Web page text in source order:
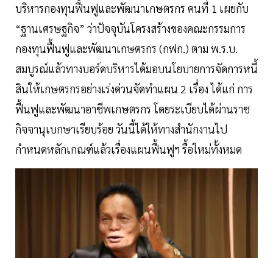
บริหารกองทุนฟื้นฟูและพัฒนาเกษตรกร คนที่ 1 เผยกับ
“ฐานเศรษฐกิจ” ว่าปัจจุบันโครงสร้างของคณะกรรมการ
กองทุนฟื้นฟูและพัฒนาเกษตรกร (กฟก.) ตาม พ.ร.บ.
สมบูรณ์แล้วทางบอร์ดบริหารได้มอบนโยบายการจัดการหนี้
สินให้เกษตรกรอย่างเร่งด่วนจัดทำแผน 2 เรื่อง ได้แก่ การ
ฟื้นฟูและพัฒนาอาชีพเกษตรกร โดยระเบียบได้ผ่านราช
กิจจานุเบกษาเรียบร้อย วันนี้ได้ให้ทางสำนักงานไป
กำหนดหลักเกณฑ์แล้วเรื่องแผนฟื้นฟูฯ รื้อใหม่ทั้งหมด